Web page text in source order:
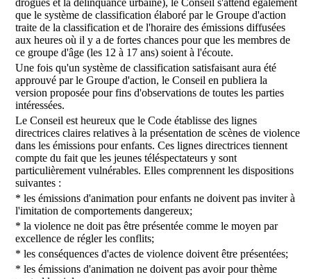
que le système de classification élaboré par le Groupe d'action
traite de la classification et de l'horaire des émissions diffusées
aux heures où il y a de fortes chances pour que les membres de
ce groupe d'âge (les 12 à 17 ans) soient à l'écoute.
Une fois qu'un système de classification satisfaisant aura été
approuvé par le Groupe d'action, le Conseil en publiera la
version proposée pour fins d'observations de toutes les parties
intéressées.
Le Conseil est heureux que le Code établisse des lignes
directrices claires relatives à la présentation de scènes de violence
dans les émissions pour enfants. Ces lignes directrices tiennent
compte du fait que les jeunes téléspectateurs y sont
particulièrement vulnérables. Elles comprennent les dispositions
suivantes :
* les émissions d'animation pour enfants ne doivent pas inviter à
l'imitation de comportements dangereux;
* la violence ne doit pas être présentée comme le moyen par
excellence de régler les conflits;
* les conséquences d'actes de violence doivent être présentées;
* les émissions d'animation ne doivent pas avoir pour thème